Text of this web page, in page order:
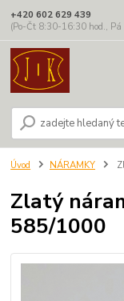
+420 602 629 439
(Po-Čt 8:30-16:30 hod.,
Úvod NÁRAMKY
Zlatý
585/1000